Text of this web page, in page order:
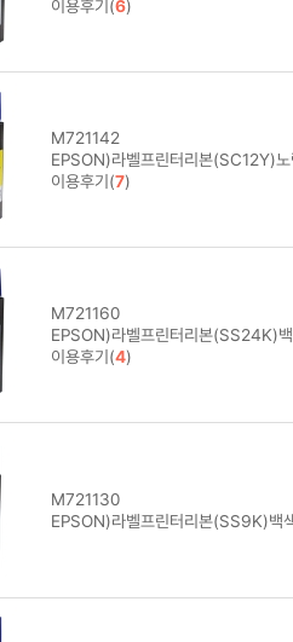
이용후기(6)
M721142
EPSON)라벨프린터리본(SC12Y)
이용후기(7)
M721160
EPSON)라벨프린터리본(SS24K)
이용후기(4)
M721130
EPSON)라벨프린터리본(SS9K)백